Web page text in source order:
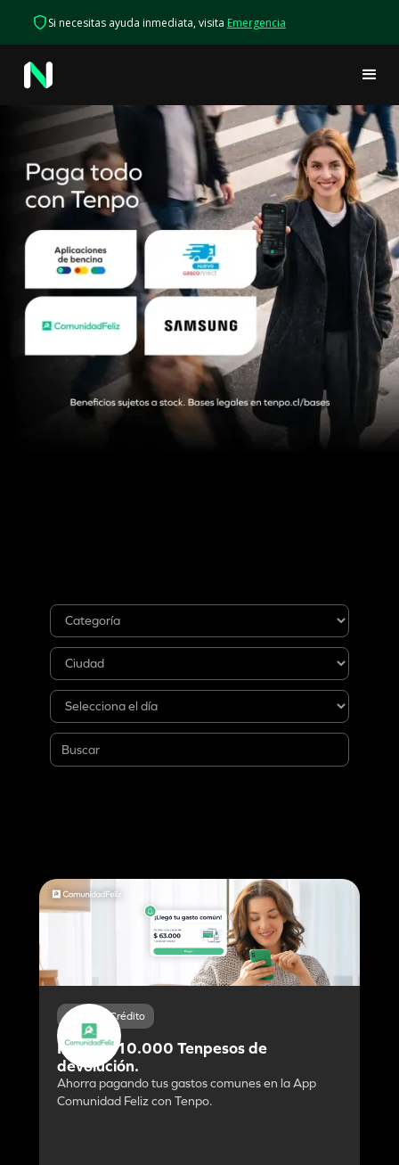
Si necesitas ayuda inmediata, visita Emergencia
Débito y Crédito
Hasta $10.000 Tenpesos de
devolución.
Ahorra pagando tus gastos comunes en la App
Comunidad Feliz con Tenpo.